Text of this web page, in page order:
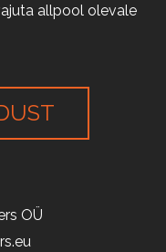
allpool olevale
OÜ